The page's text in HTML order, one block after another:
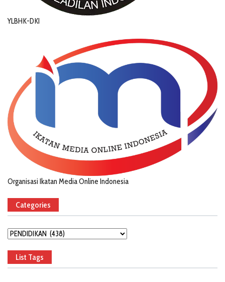
YLBHK-DKI
Organisasi Ikatan Media Online Indonesia
Categories
Categories
List Tags